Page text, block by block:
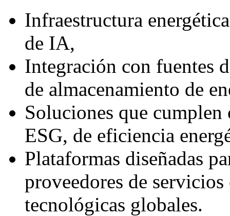
Infraestructura
de IA,
Integración con fuentes
de almacenamiento de
Soluciones que cumplen
ESG, de eficiencia
Plataformas diseñadas
proveedores de
tecnológicas globales.